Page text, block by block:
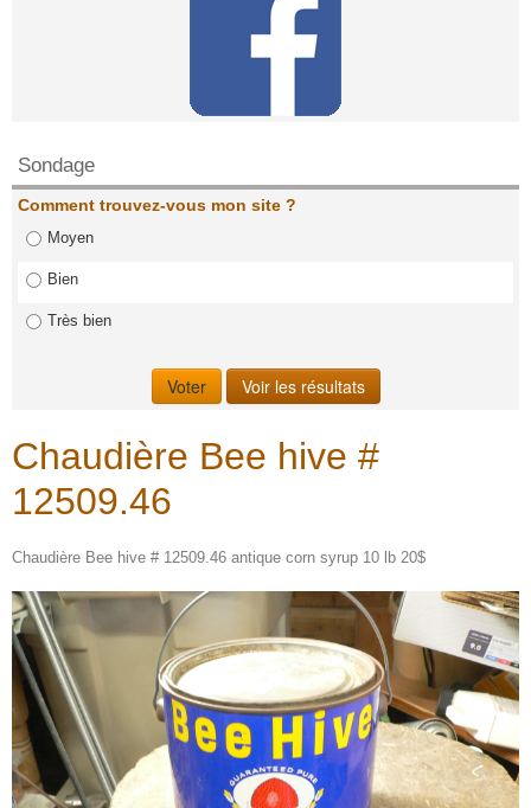
Sondage
Comment trouvez-vous mon site ?
Moyen
Bien
Très bien
Chaudière Bee hive #
12509.46
Chaudière Bee hive # 12509.46 antique corn syrup 10 lb 20$